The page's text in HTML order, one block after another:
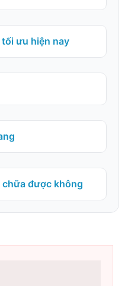
ưu hiện nay
chữa được không